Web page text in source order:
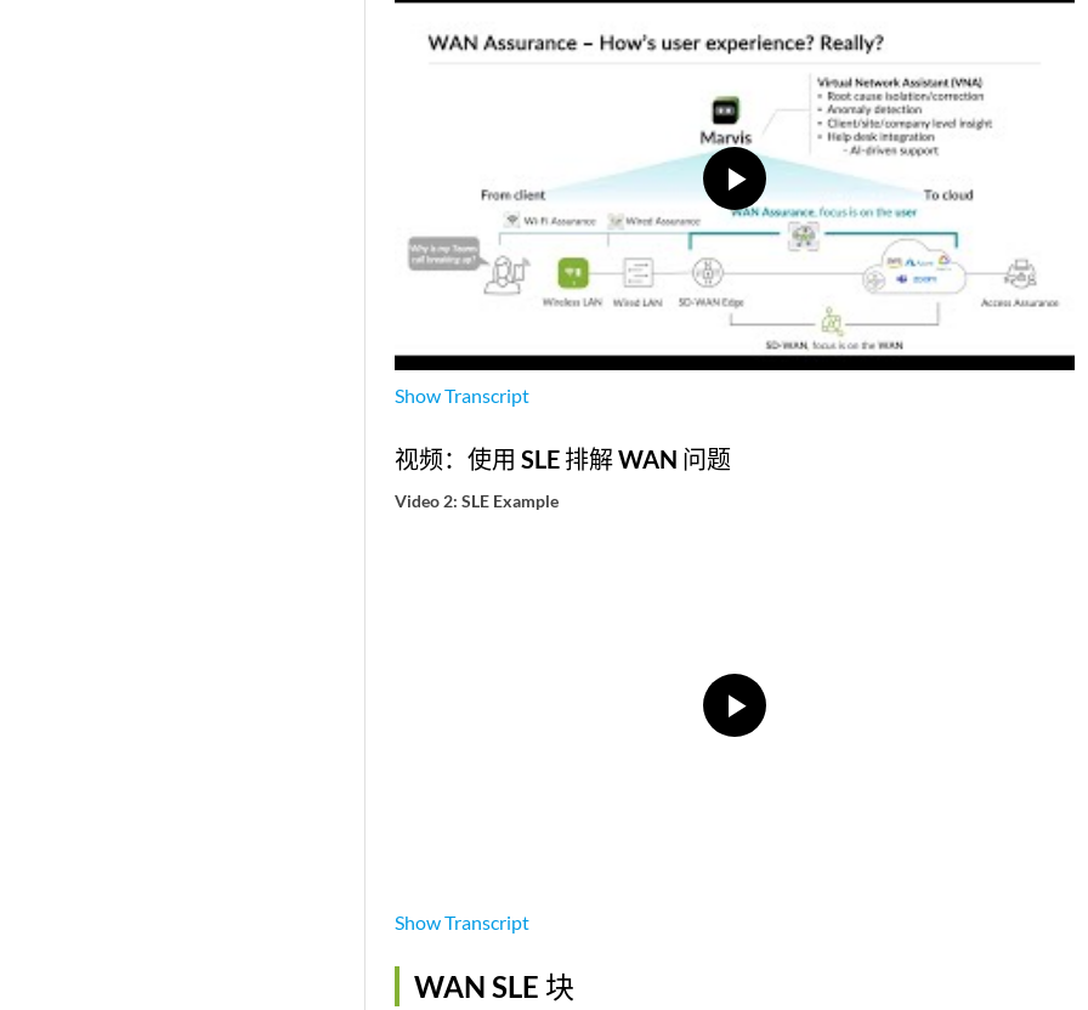
ShowTranscript
视频：使用 SLE 排解 WAN 问题
Video 2: SLE Example
ShowTranscript
WAN SLE 块